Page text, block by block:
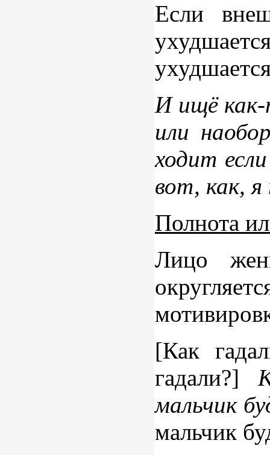
Если
И ищё как-
или
ходит
вот, как,
Полнота
Лицо
[Как
гадали?]
мальчик
мальчик